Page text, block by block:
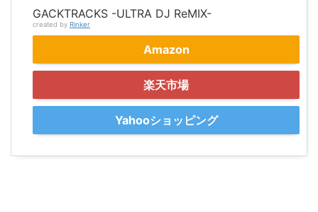
GACKTRACKS -ULTRA DJ ReMIX-
created by Rinker
Amazon
楽天市場
Yahooショッピング